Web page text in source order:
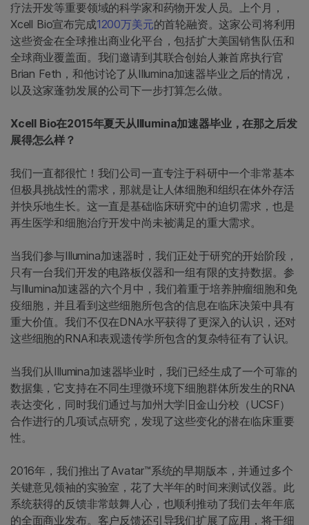
疗法开发等重要领域的科学家和药物开发人员。上个月，
Xcell Bio宣布完成1200万美元的首轮融资。这家公司将利用
这些资金在全球推出商业化平台，包括扩大美国销售队伍和
全球商业覆盖面。我们邀请到其联合创始人兼首席执行官
Brian Feth，和他讨论了从Illumina加速器毕业之后的情况，
以及这家蓬勃发展的公司下一步打算怎么做。
Xcell Bio在2015年夏天从Illumina加速器毕业，在那之后发
展得怎么样？
我们一直都很忙！我们公司一直专注于科研中一个非常基本
但极具挑战性的需求，那就是让人体细胞和组织在体外存活
并快乐地生长。这一直是基础临床研究中的迫切需求，也是
再生医学和细胞治疗开发中尚未被满足的重大需求。
当我们参与Illumina加速器时，我们正处于研究的开始阶段，
只有一台我们开发的电路板仪器和一组有限的支持数据。参
与Illumina加速器的六个月中，我们着重于培养肿瘤细胞和免
疫细胞，并且看到这些细胞所包含的信息在临床决策中具有
重大价值。我们不仅在DNA水平获得了更深入的认识，还对
这些细胞的RNA和表观遗传学所包含的复杂特征有了认识。
当我们从Illumina加速器毕业时，我们已经生成了一个可靠的
数据集，它支持在不同生理微环境下细胞群体所发生的RNA
表达变化，同时我们通过与加州大学旧金山分校（UCSF）
合作进行的几项试点研究，发现了这些变化的潜在临床重要
性。
2016年，我们推出了Avatar™系统的早期版本，并通过多个
关键意见领袖的实验室，花了大半年的时间来测试仪器。此
系统获得的反馈非常鼓舞人心，也顺利推动了我们去年年底
的全面商业发布。客户反馈还引导我们扩展了应用，将干细